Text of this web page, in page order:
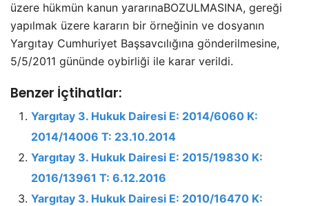
üzere hükmün kanun yararınaBOZULMASINA, gereği
yapılmak üzere kararın bir örneğinin ve dosyanın
Yargıtay Cumhuriyet Başsavcılığına gönderilmesine,
5/5/2011 gününde oybirliği ile karar verildi.
Benzer İçtihatlar:
Yargıtay 3. Hukuk Dairesi E: 2014/6060 K:
2014/14006 T: 23.10.2014
Yargıtay 3. Hukuk Dairesi E: 2015/19830 K:
2016/13961 T: 6.12.2016
Yargıtay 3. Hukuk Dairesi E: 2010/16470 K: